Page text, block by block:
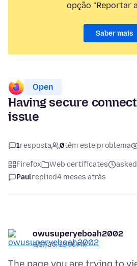
opção "Reportar
Saber mais
Open
Having secure
issue
1resposta 0têm este problema
Firefox Web certificates
Paulreplied4 meses atrás
owusuperyeboah2002
3/17/26, 12:56 PM